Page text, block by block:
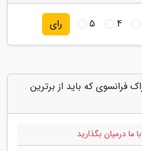
4
5 رای
های مرتبط با "6 خوراک فرانسوی که باید از برترین
ما درمیان بگذارید